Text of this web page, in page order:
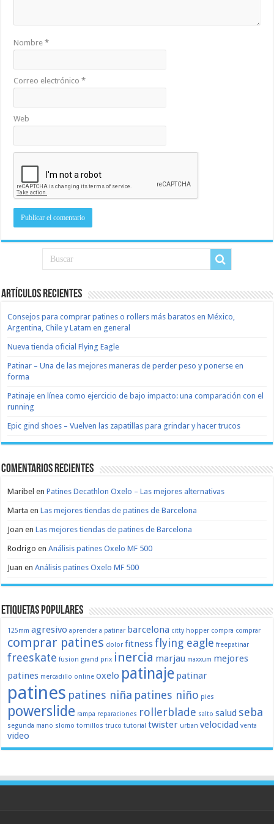
Nombre*
Correo electrónico*
Web
Artículos recientes
Consejos para comprar patines o rollers más baratos en México,
Argentina, Chile y Latam en general
Nueva tienda oficial Flying Eagle
Patinar – Una de las mejores maneras de perder peso y ponerse en
forma
Patinaje en línea como ejercicio de bajo impacto: una comparación con el
running
Epic gind shoes – Vuelven las zapatillas para grindar y hacer trucos
Comentarios recientes
Maribel enPatines Decathlon Oxelo – Las mejores alternativas
Marta enLas mejores tiendas de patines de Barcelona
Joan enLas mejores tiendas de patines de Barcelona
Rodrigo enAnálisis patines Oxelo MF 500
Juan enAnálisis patines Oxelo MF 500
Etiquetas populares
125mm agresivo aprender a patinar barcelona citty hopper compra comprar
comprar patines dolor fitnessflying eagle freepatinar
freeskate fusion grand prix inercia marjau maxxum mejores
patines mercadillo online oxelo patinaje patinar
patines patines niña patines niño pies
powerslide rampa reparaciones rollerblade salto salud seba
segunda mano slomo tornillos truco tutorial twister urban velocidad venta
video